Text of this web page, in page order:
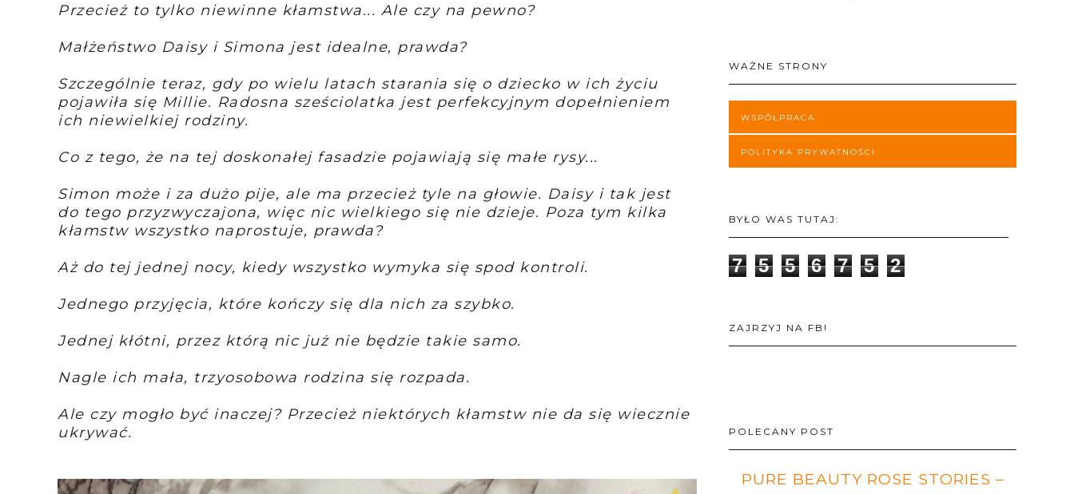
Przecież to tylko niewinne kłamstwa... Ale czy na pewno?
Małżeństwo Daisy i Simona jest idealne, prawda?
Szczególnie teraz, gdy po wielu latach starania się o dziecko w ich życiu
pojawiła się Millie. Radosna sześciolatka jest perfekcyjnym dopełnieniem
ich niewielkiej rodziny.
Co z tego, że na tej doskonałej fasadzie pojawiają się małe rysy...
Simon może i za dużo pije, ale ma przecież tyle na głowie. Daisy i tak jest
do tego przyzwyczajona, więc nic wielkiego się nie dzieje. Poza tym kilka
kłamstw wszystko naprostuje, prawda?
Aż do tej jednej nocy, kiedy wszystko wymyka się spod kontroli.
Jednego przyjęcia, które kończy się dla nich za szybko.
Jednej kłótni, przez którą nic już nie będzie takie samo.
Nagle ich mała, trzyosobowa rodzina się rozpada.
Ale czy mogło być inaczej? Przecież niektórych kłamstw nie da się wiecznie
ukrywać.
WAŻNE STRONY
WSPÓŁPRACA
POLITYKA PRYWATNOŚCI
BYŁO WAS TUTAJ:
7 5 5 6 7 5 2
ZAJRZYJ NA FB!
POLECANY POST
PURE BEAUTY ROSE STORIES –